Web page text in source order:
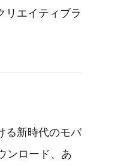
リエイティブラ
る新時代のモバ
ンロード、あ